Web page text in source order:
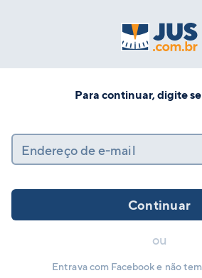
Para continuar, digite
Endereço de e-mail
Continuar
ou
Entrava com Facebook e não